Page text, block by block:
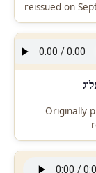
reissued on
Originally